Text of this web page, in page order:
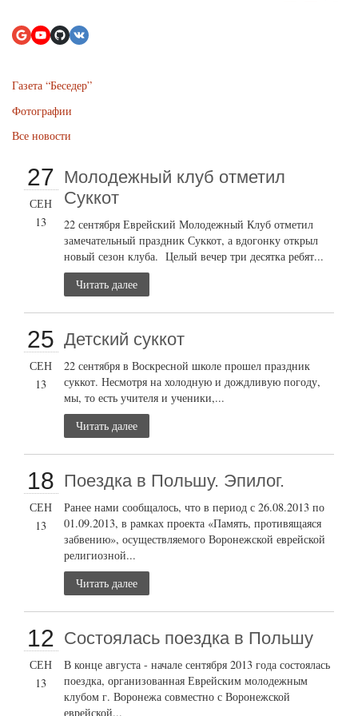
Газета “Беседер”
Фотографии
Все новости
27
СЕН
13
Молодежный клуб отметил
Суккот
22 сентября Еврейский Молодежный Клуб отметил
замечательный праздник Суккот, а вдогонку открыл
новый сезон клуба. Целый вечер три десятка ребят...
Читать далее
25
СЕН
13
Детский суккот
22 сентября в Воскресной школе прошел праздник
суккот. Несмотря на холодную и дождливую погоду,
мы, то есть учителя и ученики,...
Читать далее
18
СЕН
13
Поездка в Польшу. Эпилог.
Ранее нами сообщалось, что в период с 26.08.2013 по
01.09.2013, в рамках проекта «Память, противящаяся
забвению», осуществляемого Воронежской еврейской
религиозной...
Читать далее
12
СЕН
13
Состоялась поездка в Польшу
В конце августа - начале сентября 2013 года состоялась
поездка, организованная Еврейским молодежным
клубом г. Воронежа совместно с Воронежской
еврейской...